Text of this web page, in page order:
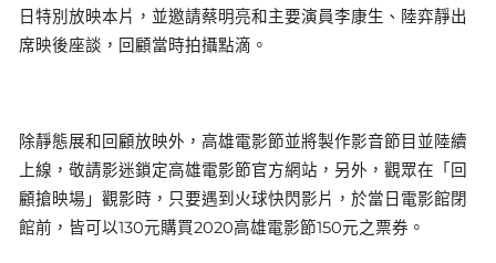
日特別放映本片，並邀請蔡明亮和主要演員李康生、陸弈靜出
席映後座談，回顧當時拍攝點滴。
除靜態展和回顧放映外，高雄電影節並將製作影音節目並陸續
上線，敬請影迷鎖定高雄電影節官方網站，另外，觀眾在「回
顧搶映場」觀影時，只要遇到火球快閃影片，於當日電影館閉
館前，皆可以130元購買2020高雄電影節150元之票券。